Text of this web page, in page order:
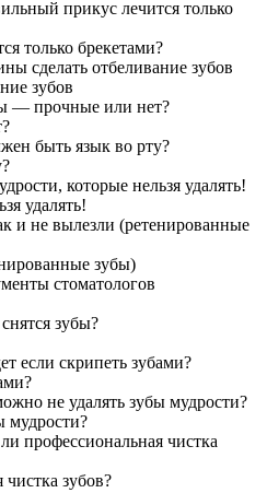
только брекетами?
зубов
удалять!
зубы)
мудрости?
зубов?